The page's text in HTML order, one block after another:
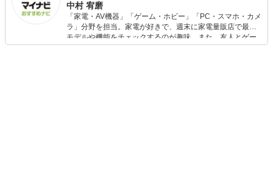
中村 宥磨
「家電・AV機器」「ゲーム・ホビー」「PC・スマホ・カメ
ラ」分野を担当。家電が好きで、週末に家電量販店で最新
モデルや機能をチェックするのが趣味。また、友人とゲー
ムを楽しみながら、新作タイトルやイベント情報もいち早